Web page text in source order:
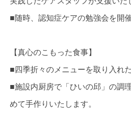
■随時、認知症ケアの勉強会を開
【真心のこもった食事】
■四季折々のメニューを取り入れ
■施設内厨房で「ひいの邱」の調
めて手作りいたします。